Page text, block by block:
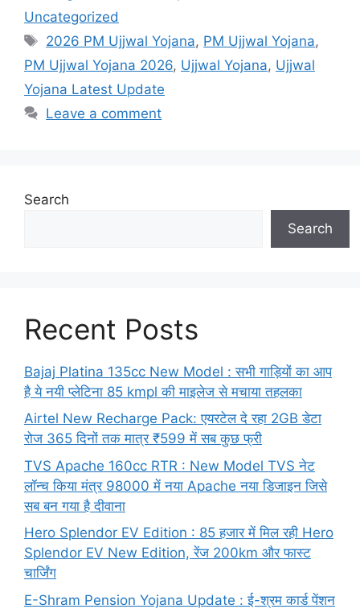
Uncategorized
Tags
2026 PM Ujjwal Yojana, PM Ujjwal Yojana,
PM Ujjwal Yojana 2026, Ujjwal Yojana, Ujjwal
Yojana Latest Update
Leave a comment
Search
Search
Recent Posts
Bajaj Platina 135cc New Model : सभी गाड़ियों का आप
है ये नयी प्लेटिना 85 kmpl की माइलेज से मचाया तहलका
Airtel New Recharge Pack: एयरटेल दे रहा 2GB डेटा
रोज 365 दिनों तक मात्र ₹599 में सब कुछ फ्री
TVS Apache 160cc RTR : New Model TVS नेट
लॉन्च किया मंत्र 98000 में नया Apache नया डिजाइन जिसे
सब बन गया है दीवाना
Hero Splendor EV Edition : 85 हजार में मिल रही Hero
Splendor EV New Edition, रेंज 200km और फास्ट
चार्जिंग
E-Shram Pension Yojana Update : ई-श्रम कार्ड पेंशन